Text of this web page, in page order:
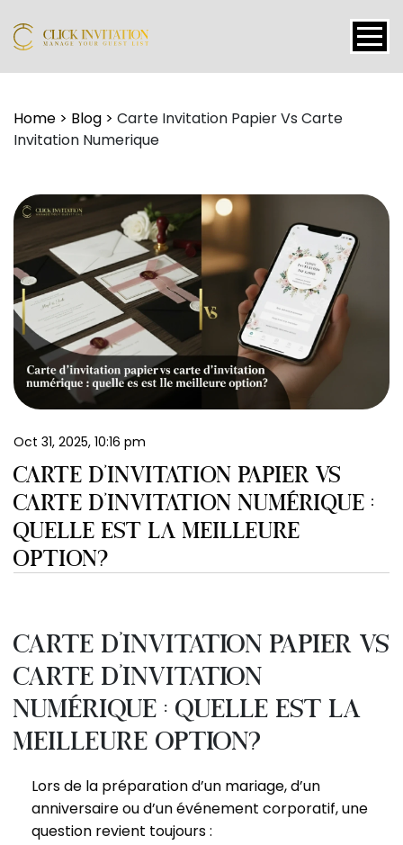
Packages
About
Blogs
Tutorial
Login
Signup
Home > Blog > Carte Invitation Papier Vs Carte
Invitation Numerique
Oct 31, 2025, 10:16 pm
CARTE D’INVITATION PAPIER VS
CARTE D’INVITATION NUMÉRIQUE :
QUELLE EST LA MEILLEURE
OPTION?
Carte d’invitation papier vs
carte d’invitation
numérique : quelle est la
meilleure option?
Lors de la préparation d’un mariage, d’un
anniversaire ou d’un événement corporatif, une
question revient toujours :